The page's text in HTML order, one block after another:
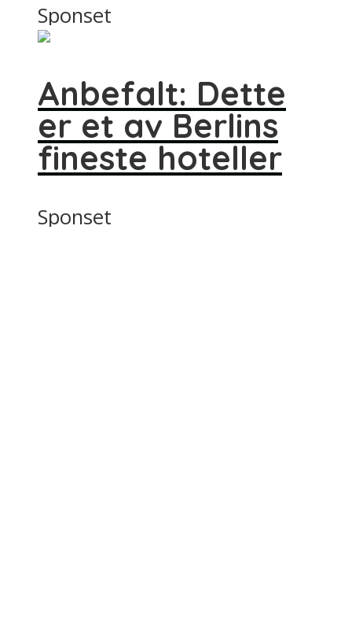
Sponset
Anbefalt: Dette
er et av Berlins
fineste hoteller
Sponset